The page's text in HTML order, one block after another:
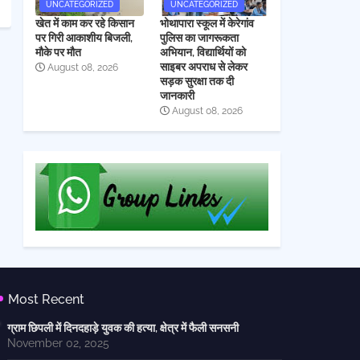
UNCATEGORIZED
खेत में काम कर रहे किसान
पर गिरी आकाशीय बिजली,
मौके पर मौत
August 08, 2026
UNCATEGORIZED
भोथापारा स्कूल में केरेगांव
पुलिस का जागरूकता
अभियान, विद्यार्थियों को
साइबर अपराध से लेकर
सड़क सुरक्षा तक दी
जानकारी
August 08, 2026
Most Recent
ग्राम छिपली में दिनदहाड़े युवक की हत्या, क्षेत्र में फैली सनसनी
November 02, 2025